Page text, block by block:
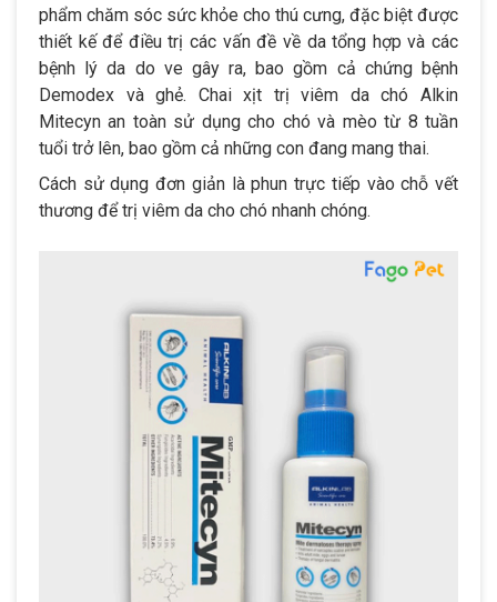
phẩm chăm sóc sức khỏe cho thú cưng, đặc biệt được
thiết kế để điều trị các vấn đề về da tổng hợp và các
bệnh lý da do ve gây ra, bao gồm cả chứng bệnh
Demodex và ghẻ. Chai xịt trị viêm da chó Alkin
Mitecyn an toàn sử dụng cho chó và mèo từ 8 tuần
tuổi trở lên, bao gồm cả những con đang mang thai.
Cách sử dụng đơn giản là phun trực tiếp vào chỗ vết
thương để trị viêm da cho chó nhanh chóng.